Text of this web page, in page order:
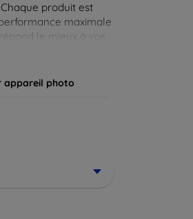
produit est
maximale
le mieux à vos
appareil photo